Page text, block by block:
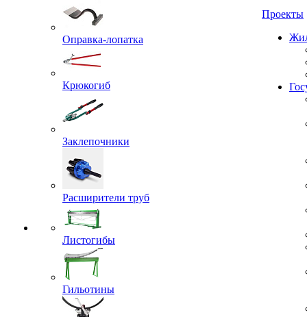
Оправка-лопатка
Крюкогиб
Заклепочники
Расширители труб
Листогибы
Гильотины